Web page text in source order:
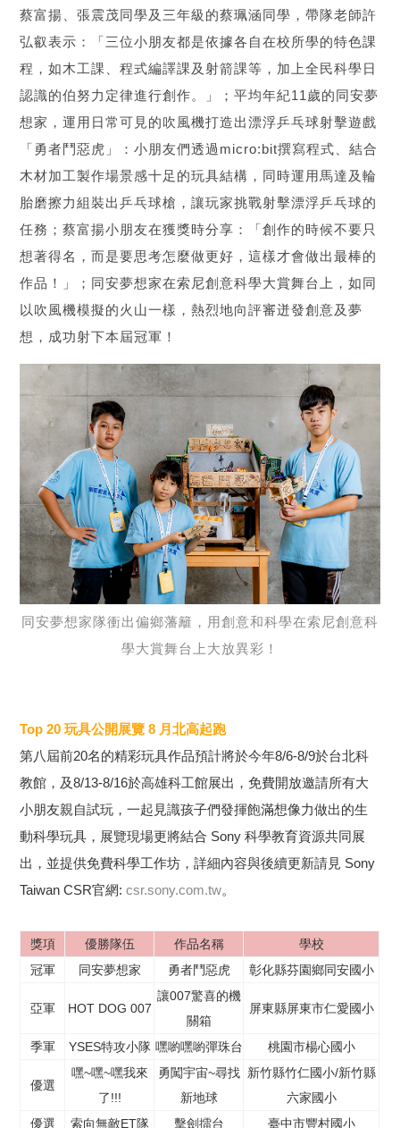
蔡富揚、張震茂同學及三年級的蔡珮涵同學，帶隊老師許
弘叡表示：「三位小朋友都是依據各自在校所學的特色課
程，如木工課、程式編譯課及射箭課等，加上全民科學日
認識的伯努力定律進行創作。」；平均年紀11歲的同安夢
想家，運用日常可見的吹風機打造出漂浮乒乓球射擊遊戲
「勇者鬥惡虎」：小朋友們透過micro:bit撰寫程式、結合
木材加工製作場景感十足的玩具結構，同時運用馬達及輪
胎磨擦力組裝出乒乓球槍，讓玩家挑戰射擊漂浮乒乓球的
任務；蔡富揚小朋友在獲獎時分享：「創作的時候不要只
想著得名，而是要思考怎麼做更好，這樣才會做出最棒的
作品！」；同安夢想家在索尼創意科學大賞舞台上，如同
以吹風機模擬的火山一樣，熱烈地向評審迸發創意及夢
想，成功射下本屆冠軍！
同安夢想家隊衝出偏鄉藩籬，用創意和科學在索尼創意科
學大賞舞台上大放異彩！
Top 20 玩具公開展覽 8 月北高起跑
第八屆前20名的精彩玩具作品預計將於今年8/6-8/9於台北科
教館，及8/13-8/16於高雄科工館展出，免費開放邀請所有大
小朋友親自試玩，一起見識孩子們發揮飽滿想像力做出的生
動科學玩具，展覽現場更將結合 Sony 科學教育資源共同展
出，並提供免費科學工作坊，詳細內容與後續更新請見 Sony
Taiwan CSR官網:csr.sony.com.tw。
獎項 優勝隊伍 作品名稱
學校
冠軍
同安夢想家 勇者鬥惡虎 彰化縣芬園鄉同安國小
亞軍 HOT DOG 007
讓007驚喜的機
關箱
屏東縣屏東市仁愛國小
季軍 YSES特攻小隊 嘿喲嘿喲彈珠台 桃園市楊心國小
優選
嘿~嘿~嘿我來
了!!!
勇闖宇宙~尋找
新地球
新竹縣竹仁國小/新竹縣
六家國小
優選
索向無敵ET隊 擊劍擂台 臺中市豐村國小